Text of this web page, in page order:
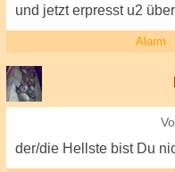
und jetzt erpresst u2
Alarm
der/die Hellste bist Du